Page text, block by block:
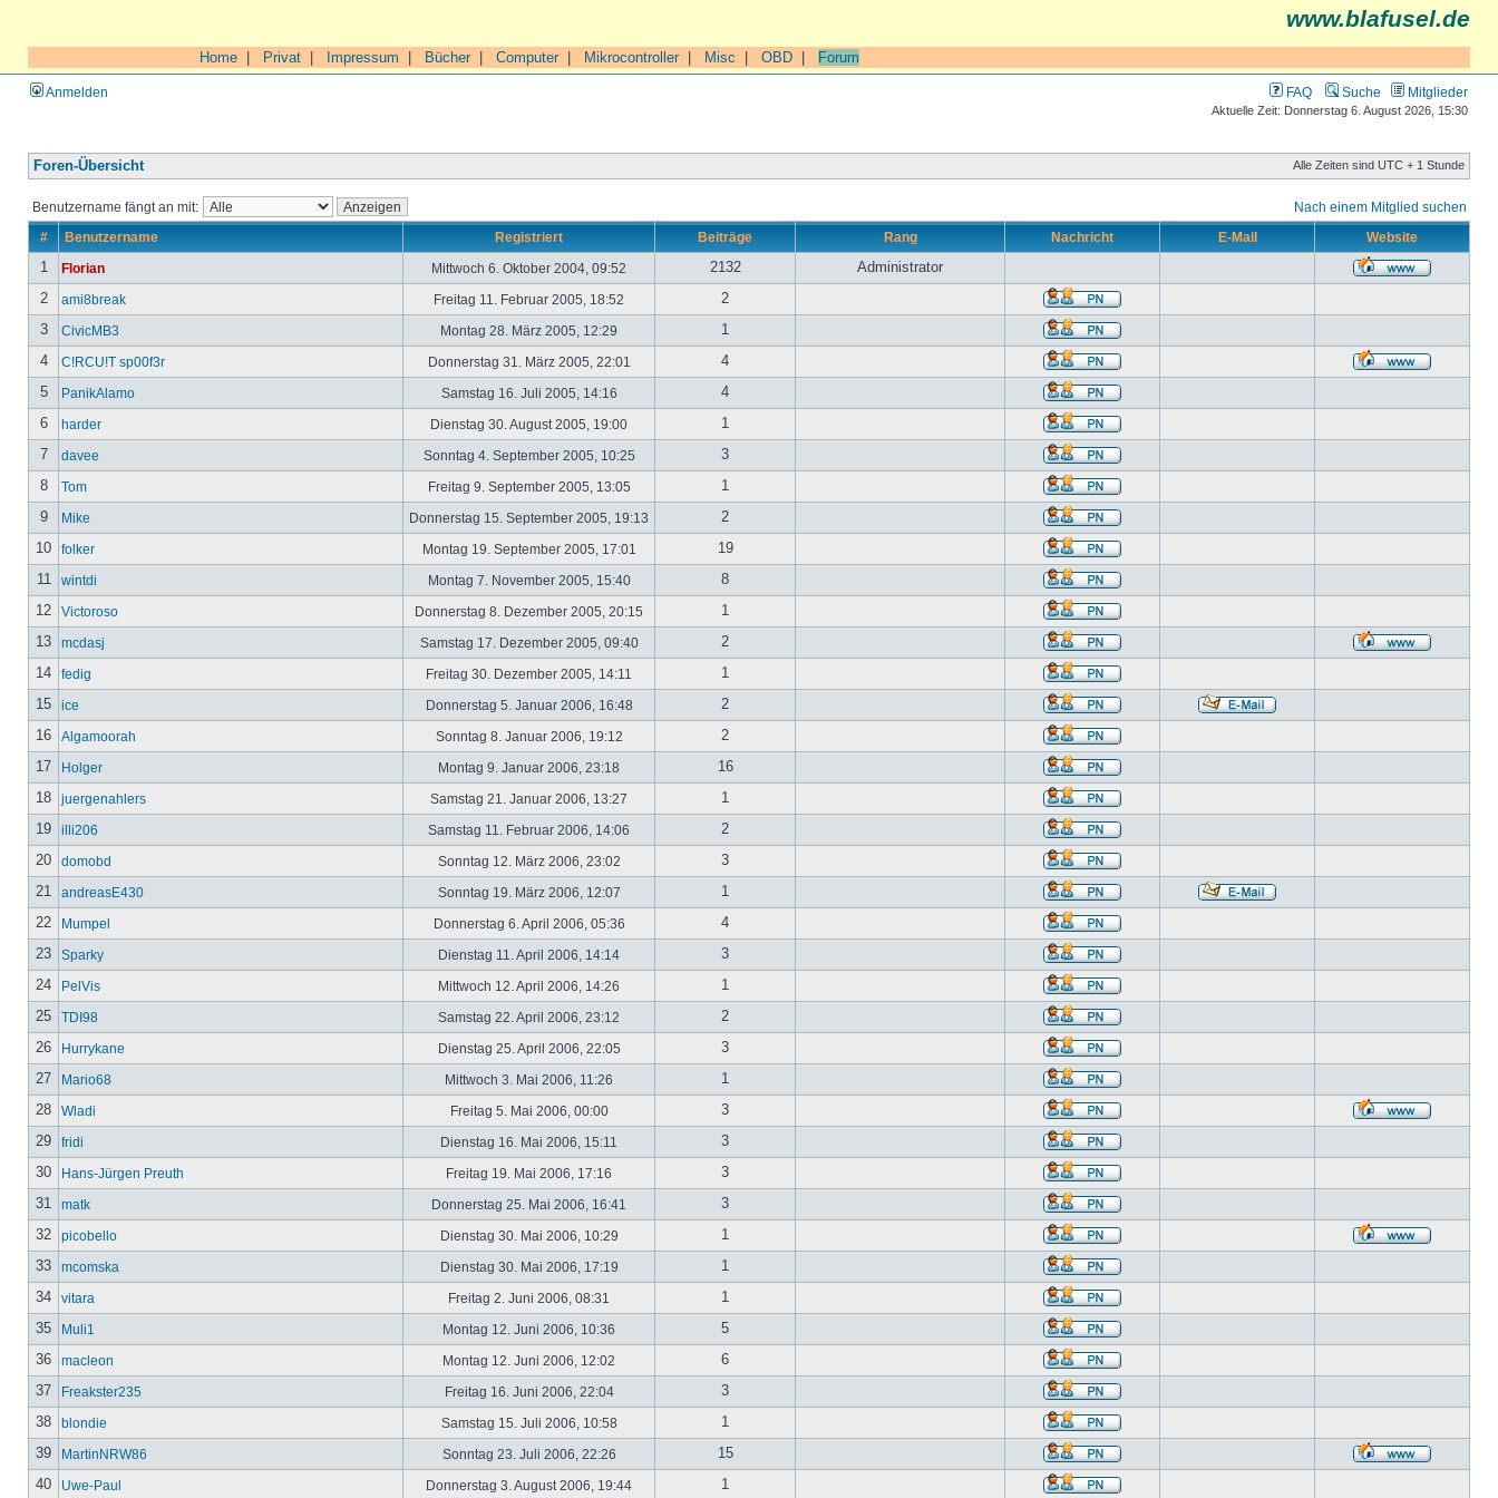
www.blafusel.de
Home Privat Impressum Bücher| Computer| Mikrocontroller| Misc OBD Forum
Anmelden FAQ Suche Mitglieder
Aktuelle Zeit: Donnerstag 6. August 2026, 15:30
Foren-Übersicht Alle Zeiten sind UTC + 1 Stunde
Benutzername fängt an mit: Nach einem Mitglied suchen
# Benutzername Registriert Beiträge Rang Nachricht E-Mail Website
1 Florian Mittwoch 6. Oktober 2004, 09:52 2132
Administrator
2
ami8break Freitag 11. Februar 2005, 18:52
2
3
CivicMB3 Montag 28. März 2005, 12:29
1
4
C!RCU!T sp00f3r Donnerstag 31. März 2005, 22:01
4
5
PanikAlamo Samstag 16. Juli 2005, 14:16
4
6
harder Dienstag 30. August 2005, 19:00
1
7
davee Sonntag 4. September 2005, 10:25
3
8
Tom Freitag 9. September 2005, 13:05
1
9
Mike Donnerstag 15. September 2005, 19:13
2
10
folker Montag 19. September 2005, 17:01
19
11
wintdi Montag 7. November 2005, 15:40
8
12
Victoroso Donnerstag 8. Dezember 2005, 20:15
1
13
mcdasj Samstag 17. Dezember 2005, 09:40
2
14
fedig Freitag 30. Dezember 2005, 14:11
1
15
ice Donnerstag 5. Januar 2006, 16:48
2
16
Algamoorah Sonntag 8. Januar 2006, 19:12
2
17
Holger Montag 9. Januar 2006, 23:18
16
18
juergenahlers Samstag 21. Januar 2006, 13:27
1
19
illi206 Samstag 11. Februar 2006, 14:06
2
20
domobd Sonntag 12. März 2006, 23:02
3
21
andreasE430 Sonntag 19. März 2006, 12:07
1
22
Mumpel Donnerstag 6. April 2006, 05:36
4
23
Sparky Dienstag 11. April 2006, 14:14
3
24
PelVis Mittwoch 12. April 2006, 14:26
1
25
TDI98 Samstag 22. April 2006, 23:12
2
26
Hurrykane Dienstag 25. April 2006, 22:05
3
27
Mario68 Mittwoch 3. Mai 2006, 11:26
1
28
Wladi Freitag 5. Mai 2006, 00:00
3
29
fridi Dienstag 16. Mai 2006, 15:11
3
30
Hans-Jürgen Preuth Freitag 19. Mai 2006, 17:16
3
31
matk Donnerstag 25. Mai 2006, 16:41
3
32
picobello Dienstag 30. Mai 2006, 10:29
1
33
mcomska Dienstag 30. Mai 2006, 17:19
1
34
vitara Freitag 2. Juni 2006, 08:31
1
35
Muli1 Montag 12. Juni 2006, 10:36
5
36
macleon Montag 12. Juni 2006, 12:02
6
37
Freakster235 Freitag 16. Juni 2006, 22:04
3
38
blondie Samstag 15. Juli 2006, 10:58
1
39
MartinNRW86 Sonntag 23. Juli 2006, 22:26
15
40
Uwe-Paul Donnerstag 3. August 2006, 19:44 1